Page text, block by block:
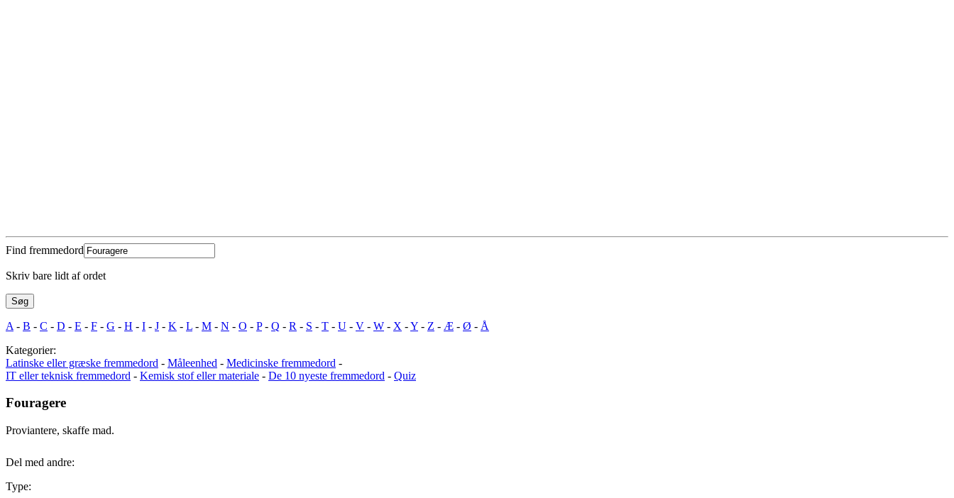
Find fremmedord
Skriv bare lidt af ordet
A - B - C - D - E - F - G - H - I - J - K - L - M - N - O - P- Q - R - S - T - U - V - W - X -Y - Z - Æ - Ø - Å
Kategorier:
Latinske eller græske fremmedord - Måleenhed - Medicinske fremmedord -
IT eller teknisk fremmedord - Kemisk stof eller materiale - De 10 nyeste fremmedord - Quiz
Fouragere
Proviantere, skaffe mad.
Del med andre:
Type: